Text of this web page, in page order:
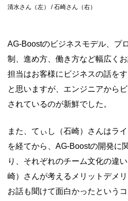
清水さん（左） / 石崎さん（右）
AG-Boostのビジネスモデル、プ
制、進め方、働き方など幅広く
担当はお客様にビジネスの話を
と思いますが、エンジニアから
されているのが新鮮でした。
また、てぃし（石崎）さんはラ
を経てから、AG-Boostの開発に
り、それぞれのチーム文化の違
崎）さんが考えるメリットデメ
お話も聞けて面白かったという